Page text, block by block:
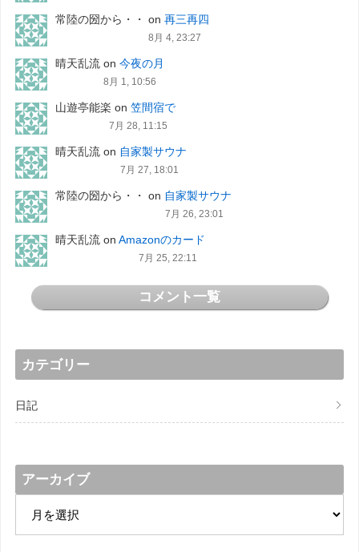
常陸の圀から・・ on 再三再四
8月 4, 23:27
晴天乱流on 今夜の月
8月 1, 10:56
山遊亭能楽 on 笠間宿で
7月 28, 11:15
晴天乱流on 自家製サウナ
7月 27, 18:01
常陸の圀から・・ on 自家製サウナ
7月 26, 23:01
晴天乱流on Amazonのカード
7月 25, 22:11
コメント一覧
カテゴリー
日記
アーカイブ
カ